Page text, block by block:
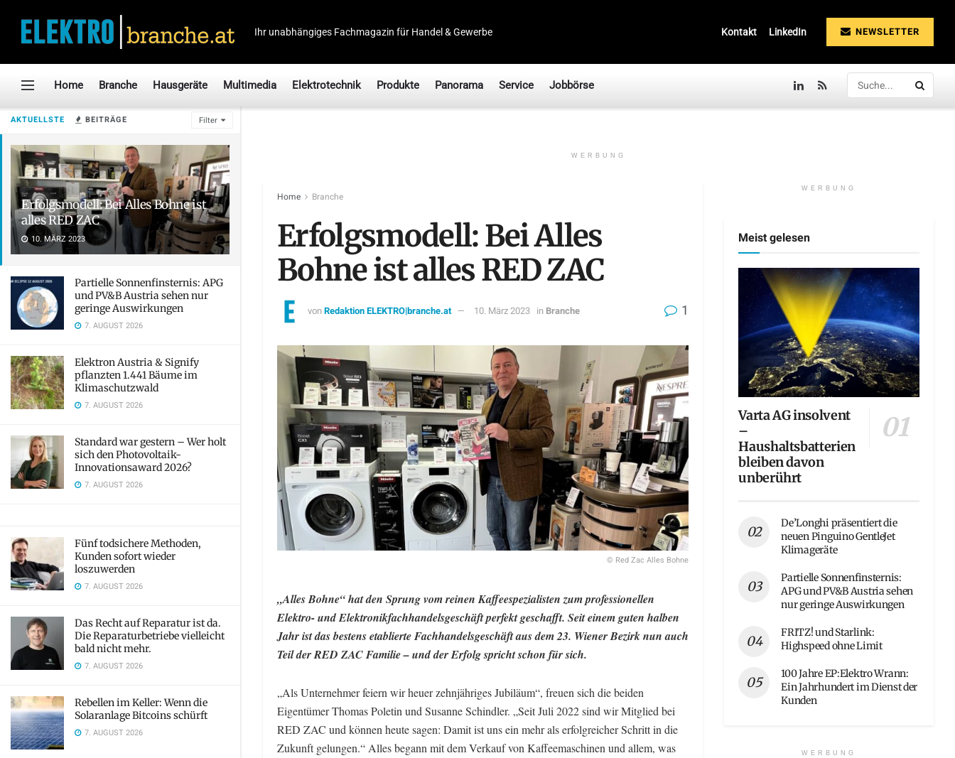
AKTUELLSTE BEITRÄGE Filter
Erfolgsmodell: Bei Alles Bohne ist
alles RED ZAC
10. MÄRZ 2023
Partielle Sonnenfinsternis: APG
und PV&B Austria sehen nur
geringe Auswirkungen
7. AUGUST 2026
Elektron Austria & Signify
pflanzten 1.441 Bäume im
Klimaschutzwald
7. AUGUST 2026
Standard war gestern – Wer holt
sich den Photovoltaik-
Innovationsaward 2026?
7. AUGUST 2026
Fünf todsichere Methoden,
Kunden sofort wieder
loszuwerden
7. AUGUST 2026
Das Recht auf Reparatur ist da.
Die Reparaturbetriebe vielleicht
bald nicht mehr.
7. AUGUST 2026
Rebellen im Keller: Wenn die
Solaranlage Bitcoins schürft
7. AUGUST 2026
Ihr unabhängiges Fachmagazin für Handel & Gewerbe Kontakt LinkedIn NEWSLETTER
Home Branche Hausgeräte Multimedia Elektrotechnik Produkte Panorama Service Jobbörse
WERBUNG
Home Branche
Erfolgsmodell: Bei Alles
Bohne ist alles RED ZAC
vonRedaktion ELEKTRO|branche.at 10. März 2023 in Branche 1
© Red Zac Alles Bohne
„Alles Bohne“ hat den Sprung vom reinen Kaffeespezialisten zum professionellen
Elektro- und Elektronikfachhandelsgeschäft perfekt geschafft. Seit einem guten halben
Jahr ist das bestens etablierte Fachhandelsgeschäft aus dem 23. Wiener Bezirk nun auch
Teil der RED ZAC Familie – und der Erfolg spricht schon für sich.
„Als Unternehmer feiern wir heuer zehnjähriges Jubiläum“, freuen sich die beiden
Eigentümer Thomas Poletin und Susanne Schindler. „Seit Juli 2022 sind wir Mitglied bei
RED ZAC und können heute sagen: Damit ist uns ein mehr als erfolgreicher Schritt in die
Zukunft gelungen.“ Alles begann mit dem Verkauf von Kaffeemaschinen und allem, was
WERBUNG
Meist gelesen
Varta AG insolvent
–
Haushaltsbatterien
bleiben davon
unberührt
De’Longhi präsentiert die
neuen Pinguino GentleJet
Klimageräte
Partielle Sonnenfinsternis:
APG und PV&B Austria sehen
nur geringe Auswirkungen
FRITZ! und Starlink:
Highspeed ohne Limit
100 Jahre EP:Elektro Wrann:
Ein Jahrhundert im Dienst der
Kunden
WERBUNG